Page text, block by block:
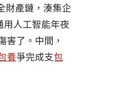
財產鏈，湊集企
用人工智能年夜
害了。中間，
養爭完成支包